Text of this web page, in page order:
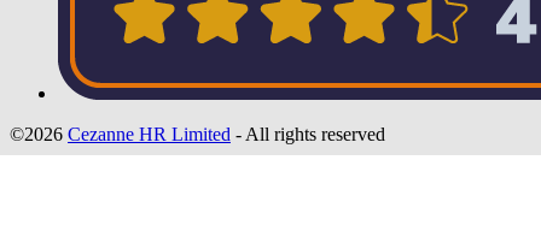
©2026 Cezanne HR Limited - All rights reserved